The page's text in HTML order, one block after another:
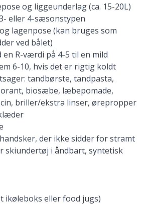
og liggeunderlag(ca. 15-20L)
eller 4-sæsonstypen
lagenpose (kan bruges som
ved bålet)
en R-værdi på 4-5 til en mild
6-10, hvis det er rigtig koldt
tandbørste, tandpasta,
biosæbe, læbepomade,
briller/ekstra linser, ørepropper
der ikke sidder for stramt
skiundertøj i åndbart, syntetisk
ikøleboks ellerfood jugs)